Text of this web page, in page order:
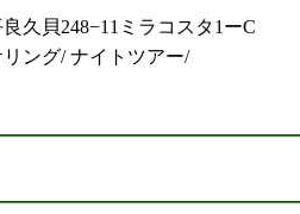
久貝248−11ミラコスタ1ーC
ング/ ナイトツアー/